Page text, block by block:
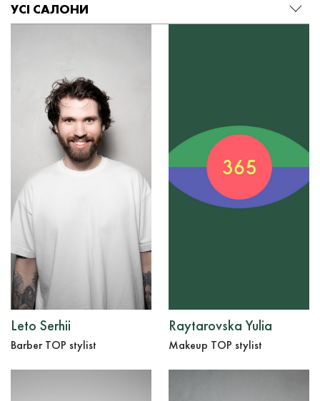
УСІ САЛОНИ
Leto Serhii
Barber TOP stylist
Raytarovska Yulia
Makeup TOP stylist